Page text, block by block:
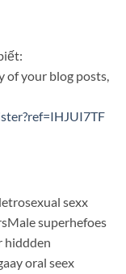
of your blog posts,
sexx
superhefoes
hiddden
oral seex